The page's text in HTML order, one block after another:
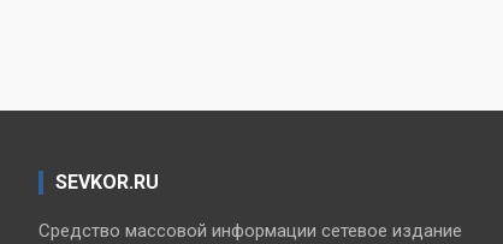
SEVKOR.RU
Средство массовой информации сетевое издание